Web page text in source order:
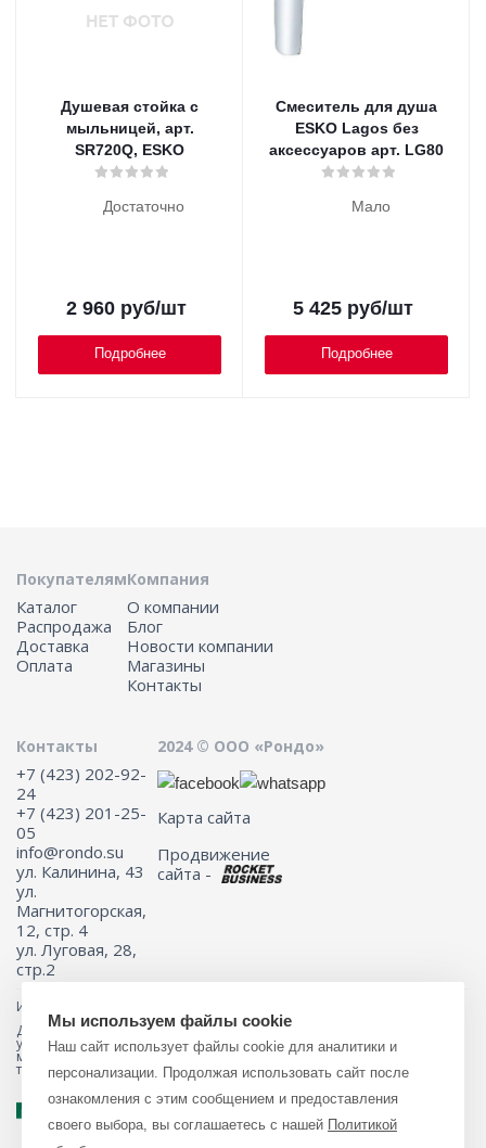
Душевая стойка с
мыльницей, арт.
SR720Q, ESKO
Достаточно
2 960руб/шт
Подробнее
Смеситель для душа
ESKO Lagos без
аксессуаров арт. LG80
Мало
5 425руб/шт
Подробнее
Покупателям
Каталог
Распродажа
Доставка
Оплата
Компания
О компании
Блог
Новости компании
Магазины
Контакты
Контакты
+7 (423) 202-92-
24
+7 (423) 201-25-
05
info@rondo.su
ул. Калинина, 43
ул.
Магнитогорская,
12, стр. 4
ул. Луговая, 28,
стр.2
2024 © ООО «Рондо»
Карта сайта
Продвижение
сайта -
Информация на сайте не является публичной офертой.
Для получения подробной информации о наличии и стоимости
указанных товаров и (или) услуг, пожалуйста, обращайтесь к
менеджеру сайта с помощью специальной формы связи или по
телефону 8 (423) 201-25-05
Мы используем файлы cookie
Наш сайт использует файлы cookie для аналитики и
персонализации. Продолжая использовать сайт после
ознакомления с этим сообщением и предоставления
своего выбора, вы соглашаетесь с нашей Политикой